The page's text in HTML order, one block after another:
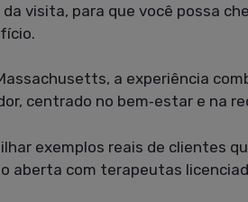
visita, para que você possa
a experiência
centrado no bem‑estar e na
exemplos reais de clientes
aberta com terapeutas